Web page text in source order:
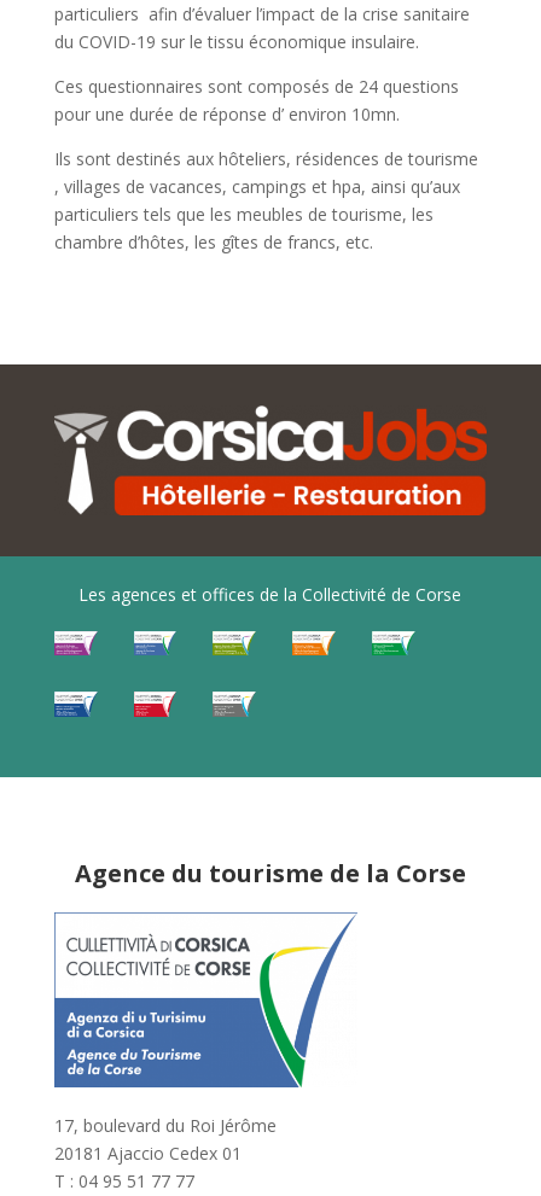
particuliers afin d’évaluer l’impact de la crise sanitaire
du COVID-19 sur le tissu économique insulaire.
Ces questionnaires sont composés de 24 questions
pour une durée de réponse d’ environ 10mn.
Ils sont destinés aux hôteliers, résidences de tourisme
, villages de vacances, campings et hpa, ainsi qu’aux
particuliers tels que les meubles de tourisme, les
chambre d’hôtes, les gîtes de francs, etc.
Les agences et offices de la Collectivité de Corse
Agence du tourisme de la Corse
17, boulevard du Roi Jérôme
20181 Ajaccio Cedex 01
T : 04 95 51 77 77